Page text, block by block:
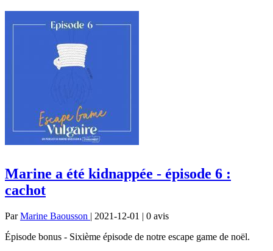
Marine a été kidnappée - épisode 6 :
cachot
ParMarine Baousson | 2021-12-01 | 0 avis
Épisode bonus - Sixième épisode de notre escape game de noël.